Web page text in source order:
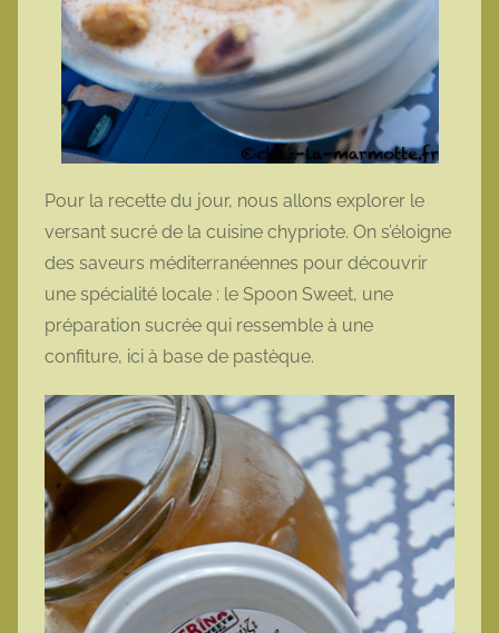
Pour la recette du jour, nous allons explorer le
versant sucré de la cuisine chypriote. On s’éloigne
des saveurs méditerranéennes pour découvrir
une spécialité locale : le Spoon Sweet, une
préparation sucrée qui ressemble à une
confiture, ici à base de pastèque.